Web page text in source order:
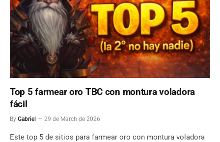
Top 5 farmear oro TBC con montura voladora
fácil
By Gabriel 29 de March de 2026
Este top 5 de sitios para farmear oro con montura voladora